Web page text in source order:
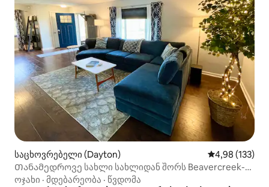
საცხოვრებელი (Dayton) საშუალო
4,98 (133)
Თანამედროვე სახლი სახლიდან შორს Beavercreek-
ში
ოჯახი · მდებარეობა · წვდომა